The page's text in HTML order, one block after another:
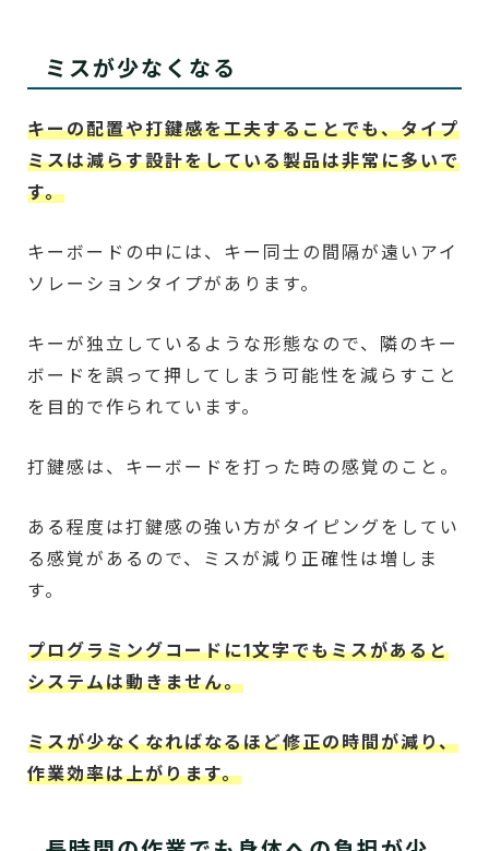
ミスが少なくなる
キーの配置や打鍵感を工夫することでも、タイプ
ミスは減らす設計をしている製品は非常に多いで
す。
キーボードの中には、キー同士の間隔が遠いアイ
ソレーションタイプがあります。
キーが独立しているような形態なので、隣のキー
ボードを誤って押してしまう可能性を減らすこと
を目的で作られています。
打鍵感は、キーボードを打った時の感覚のこと。
ある程度は打鍵感の強い方がタイピングをしてい
る感覚があるので、ミスが減り正確性は増しま
す。
プログラミングコードに1文字でもミスがあると
システムは動きません。
ミスが少なくなればなるほど修正の時間が減り、
作業効率は上がります。